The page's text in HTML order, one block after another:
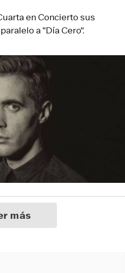
en Concierto sus
a "Día Cero".
más